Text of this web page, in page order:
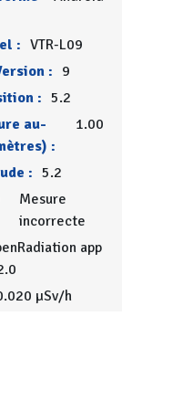
: VTR-L09
:
9
: 5.2
au-
:
1.00
: 5.2
Mesure
incorrecte
app
µSv/h